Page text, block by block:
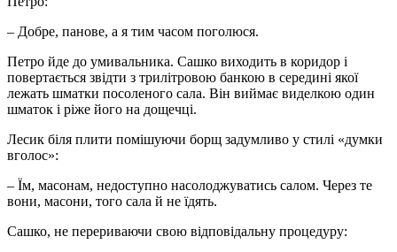
– Добре, панове, а я тим часом поголюся.
Петро йде до умивальника. Сашко виходить в коридор і
повертається звідти з трилітровою банкою в середині якої
лежать шматки посоленого сала. Він виймає виделкою один
шматок і ріже його на дощечці.
Лесик біля плити помішуючи борщ задумливо у стилі «думки
вголос»:
– Їм, масонам, недоступно насолоджуватись салом. Через те
вони, масони, того сала й не їдять.
Сашко, не перериваючи свою відповідальну процедуру: